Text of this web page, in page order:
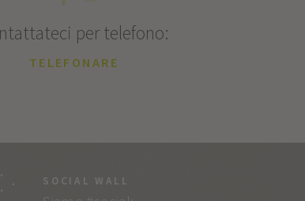
per telefono:
TELEFONARE
SOCIAL WALL